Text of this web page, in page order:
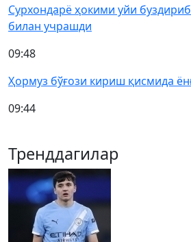
Сурхондарё ҳокими уйи
билан учрашди
09:48
Ҳормуз бўғози кириш қисмида
09:44
Тренддагилар